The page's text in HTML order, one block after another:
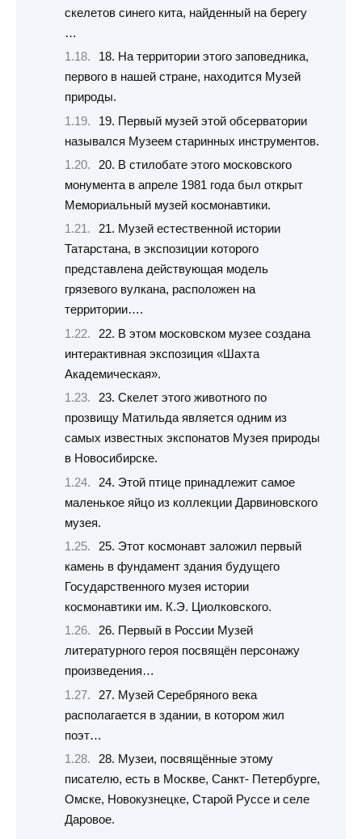
скелетов синего кита, найденный на берегу
…
18. На территории этого заповедника,
первого в нашей стране, находится Музей
природы.
19. Первый музей этой обсерватории
назывался Музеем старинных инструментов.
20. В стилобате этого московского
монумента в апреле 1981 года был открыт
Мемориальный музей космонавтики.
21. Музей естественной истории
Татарстана, в экспозиции которого
представлена действующая модель
грязевого вулкана, расположен на
территории….
22. В этом московском музее создана
интерактивная экспозиция «Шахта
Академическая».
23. Скелет этого животного по
прозвищу Матильда является одним из
самых известных экспонатов Музея природы
в Новосибирске.
24. Этой птице принадлежит самое
маленькое яйцо из коллекции Дарвиновского
музея.
25. Этот космонавт заложил первый
камень в фундамент здания будущего
Государственного музея истории
космонавтики им. К.Э. Циолковского.
26. Первый в России Музей
литературного героя посвящён персонажу
произведения…
27. Музей Серебряного века
располагается в здании, в котором жил
поэт…
28. Музеи, посвящённые этому
писателю, есть в Москве, Санкт- Петербурге,
Омске, Новокузнецке, Старой Руссе и селе
Даровое.